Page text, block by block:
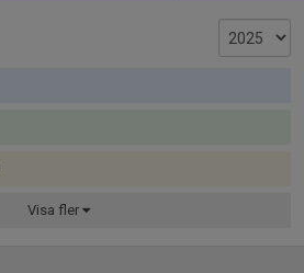
Visa fler